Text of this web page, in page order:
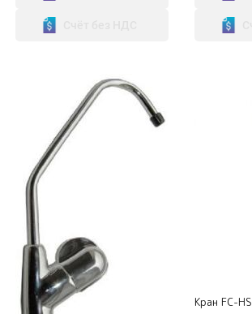
Кран FC-HS